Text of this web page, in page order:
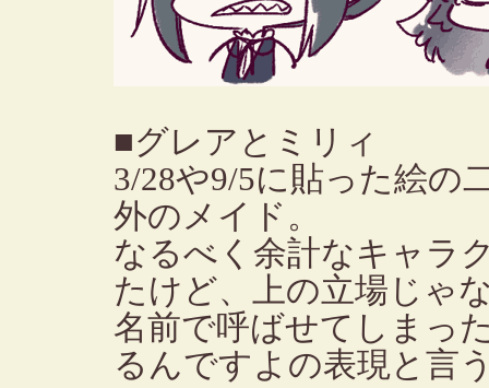
■グレアとミリィ
3/28や9/5に貼った絵の
外のメイド。
なるべく余計なキャラ
たけど、上の立場じゃ
名前で呼ばせてしまっ
るんですよの表現と言